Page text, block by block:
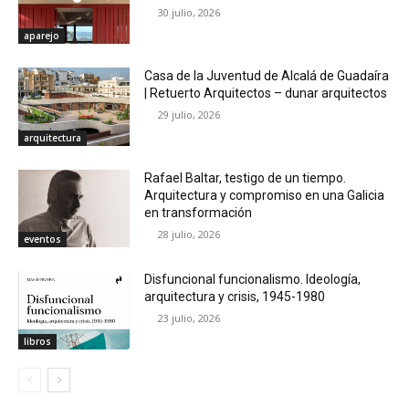
aparejo
30 julio, 2026
arquitectura
Casa de la Juventud de Alcalá de Guadaíra
| Retuerto Arquitectos – dunar arquitectos
29 julio, 2026
eventos
Rafael Baltar, testigo de un tiempo.
Arquitectura y compromiso en una Galicia
en transformación
28 julio, 2026
libros
Disfuncional funcionalismo. Ideología,
arquitectura y crisis, 1945-1980
23 julio, 2026